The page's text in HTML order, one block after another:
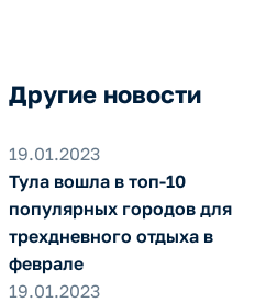
Другие новости
19.01.2023
Тула вошла в топ-10
популярных городов для
трехдневного отдыха в
феврале
19.01.2023